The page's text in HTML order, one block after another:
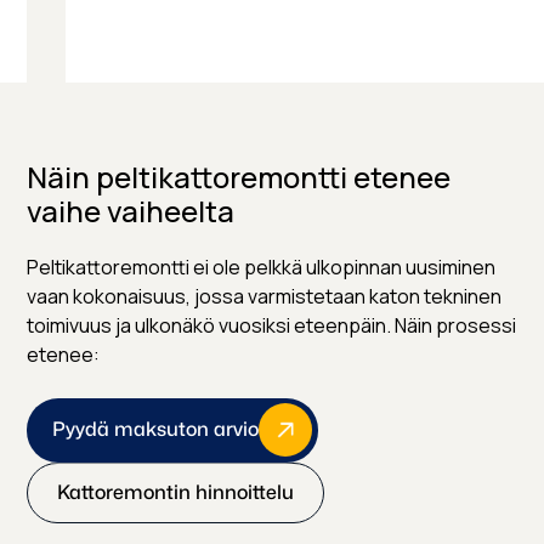
Näin peltikattoremontti etenee
vaihe vaiheelta
Peltikattoremontti ei ole pelkkä ulkopinnan uusiminen
vaan kokonaisuus, jossa varmistetaan katon tekninen
toimivuus ja ulkonäkö vuosiksi eteenpäin. Näin prosessi
etenee:
Pyydä maksuton arvio
Kattoremontin hinnoittelu